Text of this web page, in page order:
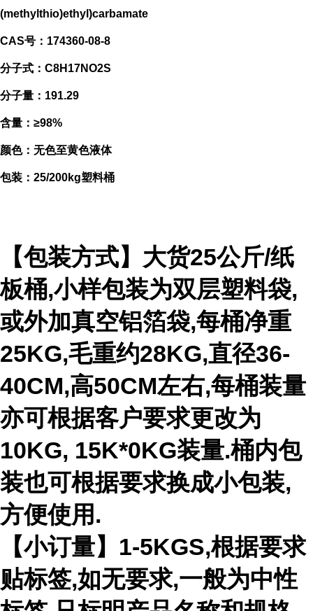
(methylthio)ethyl)carbamate
CAS号：174360-08-8
分子式：C8H17NO2S
分子量：191.29
含量：≥98%
颜色：无色至黄色液体
包装：25/200kg塑料桶
【包装方式】大货25公斤/纸
板桶,小样包装为双层塑料袋,
或外加真空铝箔袋,每桶净重
25KG,毛重约28KG,直径36-
40CM,高50CM左右,每桶装量
亦可根据客户要求更改为
10KG, 15K*0KG装量.桶内包
装也可根据要求换成小包装,
方便使用.
【小订量】1-5KGS,根据要求
贴标签,如无要求,一般为中性